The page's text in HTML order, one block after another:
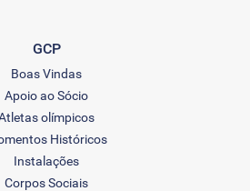
GCP
Boas Vindas
Apoio ao Sócio
olímpicos
Históricos
Instalações
Corpos Sociais